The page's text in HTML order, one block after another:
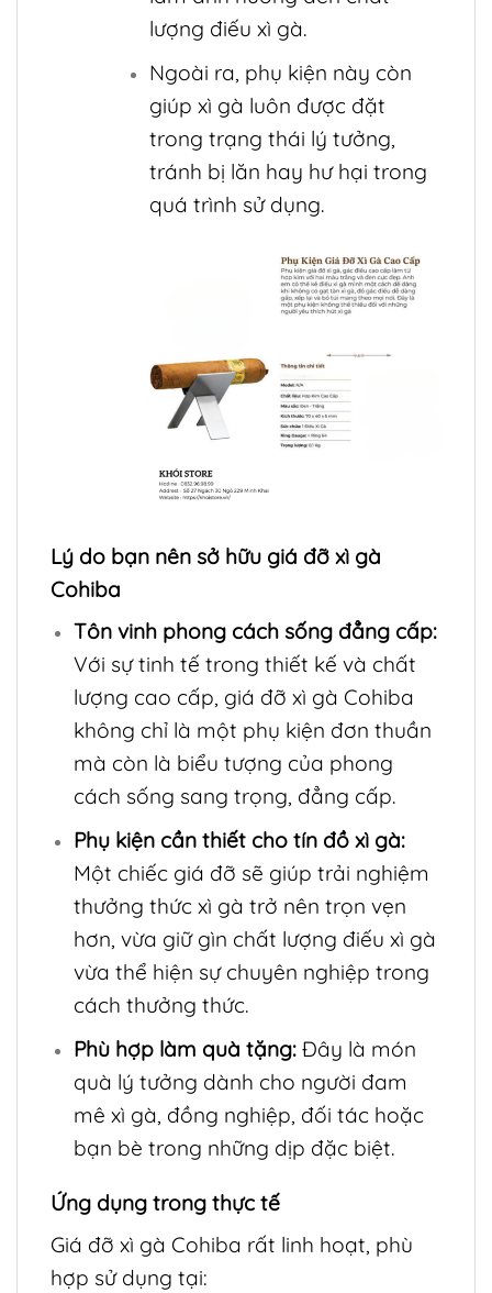
lượng điếu xì gà.
Ngoài ra, phụ kiện này còn
giúp xì gà luôn được đặt
trong trạng thái lý tưởng,
tránh bị lăn hay hư hại trong
quá trình sử dụng.
Lý do bạn nên sở hữu giá đỡ xì gà
Cohiba
Tôn vinh phong cách sống đẳng cấp:
Với sự tinh tế trong thiết kế và chất
lượng cao cấp, giá đỡ xì gà Cohiba
không chỉ là một phụ kiện đơn thuần
mà còn là biểu tượng của phong
cách sống sang trọng, đẳng cấp.
Phụ kiện cần thiết cho tín đồ xì gà:
Một chiếc giá đỡ sẽ giúp trải nghiệm
thưởng thức xì gà trở nên trọn vẹn
hơn, vừa giữ gìn chất lượng điếu xì gà
vừa thể hiện sự chuyên nghiệp trong
cách thưởng thức.
Phù hợp làm quà tặng:Đây là món
quà lý tưởng dành cho người đam
mê xì gà, đồng nghiệp, đối tác hoặc
bạn bè trong những dịp đặc biệt.
Ứng dụng trong thực tế
Giá đỡ xì gà Cohiba rất linh hoạt, phù
hợp sử dụng tại: